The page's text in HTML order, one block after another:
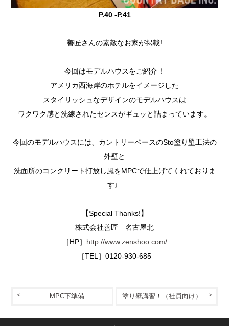
P.40 -P.41
善匠さんの素敵なお家が掲載!
今回はモデルハウスをご紹介！
アメリカ西海岸のホテルをイメージした
スタイリッシュなデザインのモデルハウスは
ワクワク感と洗練されたセンスがギュッと詰まっています。
今回のモデルハウスには、カントリーベースのSto塗り壁工法の
外壁と
洗面所のコンクリート打放し風をMPCで仕上げてくれておりま
す♩
【Special Thanks!】
株式会社善匠 名古屋北
［HP］ http://www.zenshoo.com/
［TEL］0120-930-685
塗り壁講習！（社員向け）
MPC下準備